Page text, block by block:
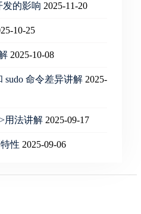
发的影响 2025-11-20
10-25
2025-10-08
sudo 命令差异讲解 2025-
用法讲解 2025-09-17
性 2025-09-06